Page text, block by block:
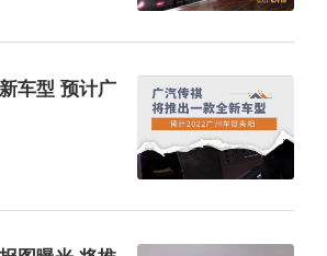
车型 预计广